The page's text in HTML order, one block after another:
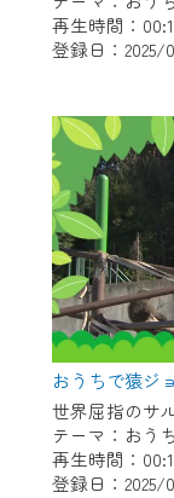
再生時間：
登録日：2025/
テーマ：おう
再生時間：
登録日：2025/
各種サービ
IDはお客
（Gmailや
スでも作成
※マイペー
録は こちら
※CCNetア
ご視聴いた
＜メンテナ
ンテナンス
日時 9/24